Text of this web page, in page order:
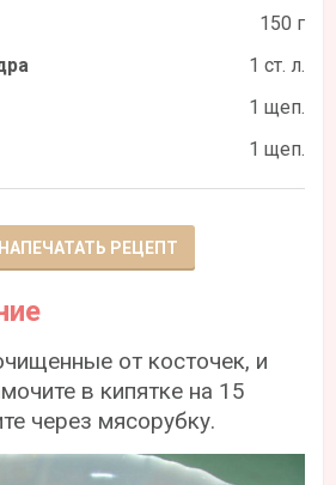
150 г
1 ст. л.
1 щеп.
1 щеп.
НАПЕЧАТАТЬ РЕЦЕПТ
от косточек, и
в кипятке на 15
через мясорубку.